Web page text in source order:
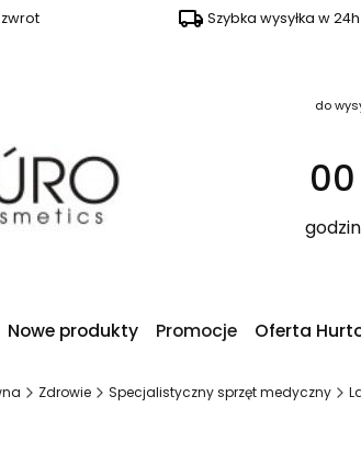
zwrot Szybka wysyłka w 24h
do
00
godzin
Nowe produkty Promocje Oferta
Zdrowie Specjalistyczny sprzęt medyczny